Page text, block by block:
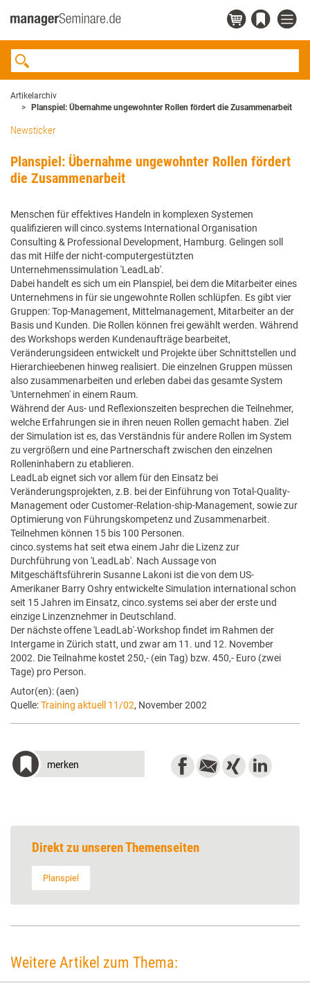
Artikelarchiv
Planspiel: Übernahme ungewohnter Rollen fördert die Zusammenarbeit
Newsticker
Planspiel: Übernahme ungewohnter Rollen fördert
die Zusammenarbeit
Menschen für effektives Handeln in komplexen Systemen
qualifizieren will cinco.systems International Organisation
Consulting & Professional Development, Hamburg. Gelingen soll
das mit Hilfe der nicht-computergestützten
Unternehmenssimulation 'LeadLab'.
Dabei handelt es sich um ein Planspiel, bei dem die Mitarbeiter eines
Unternehmens in für sie ungewohnte Rollen schlüpfen. Es gibt vier
Gruppen: Top-Management, Mittelmanagement, Mitarbeiter an der
Basis und Kunden. Die Rollen können frei gewählt werden. Während
des Workshops werden Kundenaufträge bearbeitet,
Veränderungsideen entwickelt und Projekte über Schnittstellen und
Hierarchieebenen hinweg realisiert. Die einzelnen Gruppen müssen
also zusammenarbeiten und erleben dabei das gesamte System
'Unternehmen' in einem Raum.
Während der Aus- und Reflexionszeiten besprechen die Teilnehmer,
welche Erfahrungen sie in ihren neuen Rollen gemacht haben. Ziel
der Simulation ist es, das Verständnis für andere Rollen im System
zu vergrößern und eine Partnerschaft zwischen den einzelnen
Rolleninhabern zu etablieren.
LeadLab eignet sich vor allem für den Einsatz bei
Veränderungsprojekten, z.B. bei der Einführung von Total-Quality-
Management oder Customer-Relation-ship-Management, sowie zur
Optimierung von Führungskompetenz und Zusammenarbeit.
Teilnehmen können 15 bis 100 Personen.
cinco.systems hat seit etwa einem Jahr die Lizenz zur
Durchführung von 'LeadLab'. Nach Aussage von
Mitgeschäftsführerin Susanne Lakoni ist die von dem US-
Amerikaner Barry Oshry entwickelte Simulation international schon
seit 15 Jahren im Einsatz, cinco.systems sei aber der erste und
einzige Linzenznehmer in Deutschland.
Der nächste offene 'LeadLab'-Workshop findet im Rahmen der
Intergame in Zürich statt, und zwar am 11. und 12. November
2002. Die Teilnahme kostet 250,- (ein Tag) bzw. 450,- Euro (zwei
Tage) pro Person.
Autor(en): (aen)
Quelle:Training aktuell 11/02, November 2002
merken
Direkt zu unseren Themenseiten
Planspiel
Weitere Artikel zum Thema: